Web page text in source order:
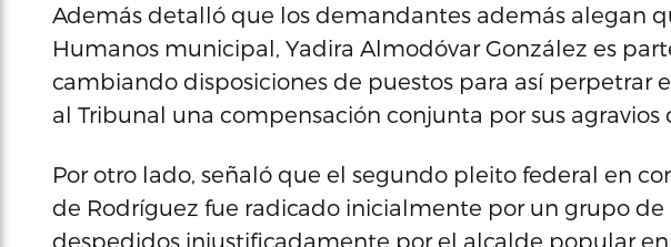
Además detalló que los demandantes además alegan
Humanos municipal, Yadira Almodóvar González es
cambiando disposiciones de puestos para así perpetrar
al Tribunal una compensación conjunta por sus agravios
Por otro lado, señaló que el segundo pleito federal en
de Rodríguez fue radicado inicialmente por un grupo
despedidos injustificadamente por el alcalde popular en